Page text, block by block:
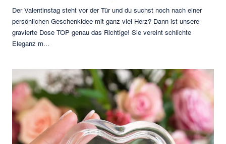
Der Valentinstag steht vor der Tür und du suchst noch nach einer
persönlichen Geschenkidee mit ganz viel Herz? Dann ist unsere
gravierte Dose TOP genau das Richtige! Sie vereint schlichte
Eleganz m...